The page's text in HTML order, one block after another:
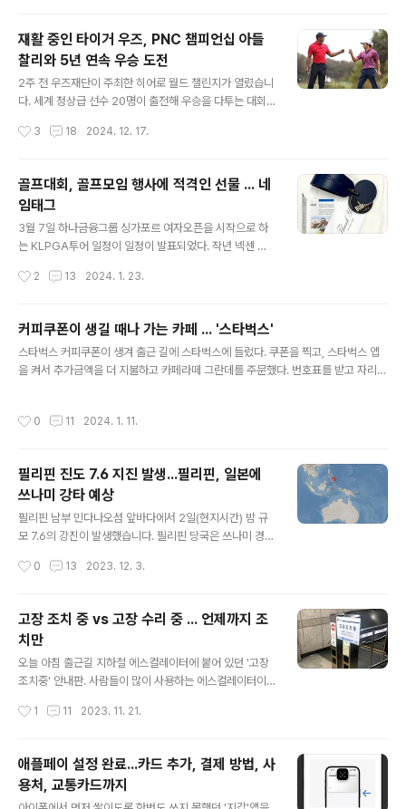
며 밀린 임금도v.daum.net최고의 품질로 최상의 자리에
올라있던 스타인웨이가 파산했다. 최고를 지향했지만 홍콩
파슨스그룹이 인수에 인수된지 10년도 되지 않아 문을 닫
게 되었다. 스타인웨이에 들어가는 12,000개의 부품 대부
분은 손으로 만든다. 100여개의 기술 특허를 가진 제품으
장 피아노의 99%, 전 세계 공연장 피아노의 98%가 스타
재활 중인 타이거 우즈, PNC 챔피언십 아들
찰리와 5년 연속 우승 도전
2주 전 우즈재단이 주최한 히어로 월드 챌린지가 열렸습니
다. 세계 정상급 선수 20명이 출전해 우승을 다투는 대회
리 수술 후 경기력이 회복되지 않았기 때문입니다. 몸 상태
NC 챔피언십에는 참석합니다. 아들의 성장을 지켜보고 추
억을 쌓을 수 있는 대회이기에 5년 연속 출전 중입니다.
이 대회는 메이저 우승 경력자가 부모, 자녀 등과 2인1조
로 팀을 이뤄 36홀 스트로크 합산으로 순위를 가리는 단순
서 메이저 못지않은 인기를 누리고 있습니다. 우즈는 5개
3 18 2024. 12. 17.
골프대회, 골프모임 행사에 적격인 선물 ... 네
임태그
3월 7일 하나금융그룹 싱가포르 여자오픈을 시작으로 하
는 KLPGA투어 일정이 일정이 발표되었다. ​작년 넥센 세
알리는 태그로 선보였었다. 선수 개인의 이름을 각인해주
했다. 아래 사진이 넥센세인트나인 마스터즈 2023에 나갔
던 네임태그다. 바퀴형 보스턴백의 손잡이에 맞게 네임태
그의 모양을 조금 변형해서 제작했다. 2024년 KLPGA
일정을 보면 30개의 정규투어를 포함 총 73개의 대회가
태그도 제법 인기를 끌고 있어, 올해 KPGA나 KLPGA 준
2 13 2024. 1. 23.
커피쿠폰이 생길 때나 가는 카페 ... '스타벅스'
스타벅스 커피쿠폰이 생겨 출근 길에 스타벅스에 들렀다. 쿠폰을 찍고, 스타벅스 앱
을 켜서 추가금액을 더 지불하고 카페라떼 그란데를 주문했다. 번호표를 받고 자리에
터로 가서 "뭐가 잘못되었나요?" 라고 물었고, 직원은 담담하게 "아메리카노로 잘못
시 쿠폰을 찍고, 앱을 켜는데 시스템오류라며 앱이 작동하지 않는다. 2~3번을 해도
마찬가지였다. 스타벅스앱이 켜지지 않는 화면을 직원에게 보여줬더니 자신의 핸드
폰을 만지작거리더니 '제거는 되는데요?'라고 답하고 ..
0 11 2024. 1. 11.
필리핀 진도 7.6 지진 발생...필리핀, 일본에
쓰나미 강타 예상
필리핀 남부 민다나오섬 앞바다에서 2일(현지시간) 밤 규
모 7.6의 강진이 발생했습니다. 필리핀 당국은 쓰나미 경보
37분에 지진이 발생했으며, 진원의 깊이는 32㎞로 파악
미가 몰아칠 것으로 예상했으며, 지진학자들은 쓰나미가 3
일 새벽 필리핀과 일본을 강타할 것으로 예상된다고 말했
습니다. 필리핀화산지진연구소는 쓰나미가 필리핀을 강타
할 수 있으며 수 시간 동안 계속될 수 있다고 전했습니다.
수도 있지만 파도는 해안과 만, 해협을 포함해 더 높을 수
0 13 2023. 12. 3.
고장 조치 중 vs 고장 수리 중 ... 언제까지 조
치만
오늘 아침 출근길 지하철 에스컬레이터에 붙어 있던 '고장
조치중' 안내판. 사람들이 많이 사용하는 에스컬레이터이
고, 고장나면 고치기 전까지는 불편하더라도 걷는 게 맞다.
'고장조치중'이기 때문이다. ■ 고장[故障] : 기계나 기구
따위가 제대로 작동하지 못하게 된 상태 ■ 조치[措置] :
어떤 문제나 사태를 처리하기 위해 필요한 대책을 세움 문
1 11 2023. 11. 21.
애플페이 설정 완료...카드 추가, 결제 방법, 사
용처, 교통카드까지